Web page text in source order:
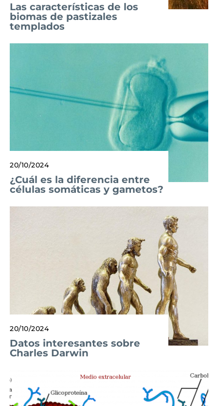
Las características de los
biomas de pastizales
templados
20/10/2024
¿Cuál es la diferencia entre
células somáticas y gametos?
20/10/2024
Datos interesantes sobre
Charles Darwin